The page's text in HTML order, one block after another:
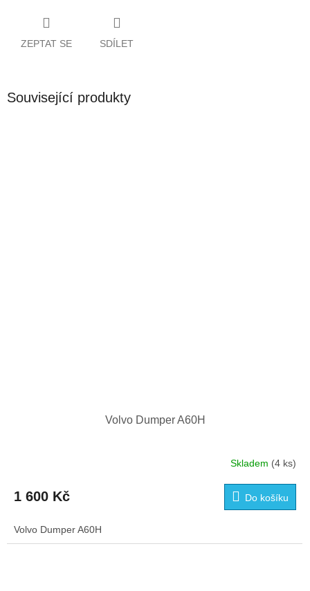
ZEPTAT SE SDÍLET
Související produkty
Volvo Dumper A60H
Skladem (4 ks)
1 600 Kč Do košíku
Volvo Dumper A60H